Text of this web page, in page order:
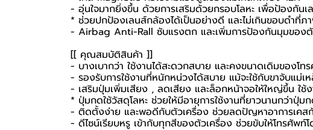
- อุ่นใจมากยิ่งขึ้น ด้วยการเสริมด้วยกรอบโลหะ เพื่อป้องกัน
* ช่วยปกป้องเลนส์กล้องได้เป็นอย่างดี และไม่เกินขอบดำที่ภ
- Airbag Anti-Rall ซับแรงตก และเพิ่มการป้องกันมุมของ
[[ คุณสมบัติสินค้า ]]
- บางเบากว่า ใช้งานได้สะดวกสบาย และคงขนาดเดิมของโท
- รองรับการใช้งานที่หนักหน่วงได้สบาย แม้จะใช้กับขาจับแม่เ
- เสริมปุ่มเพิ่มเสียง , ลดเสียง และล็อกหน้าจอให้ใหญ่ขึ้น ใช้
* ปุ่มกดใช้วัสดุโลหะ ช่วยให้มีอายุการใช้งานที่ยาวนานกว่าปุ่ม
- ติดตั้งง่าย และพอดีกับตัวเครื่อง ช่วยลดปัญหาอาการเคส
- ดีไซน์เรียบหรู เข้ากับทุกสีของตัวเครื่อง ช่วยขับให้โทรศัพท์